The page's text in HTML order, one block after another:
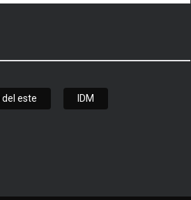
este IDM